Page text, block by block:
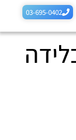
03-695-0402